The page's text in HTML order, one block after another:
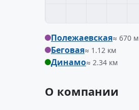
Полежаевская≈ 670 м
Беговая≈ 1.12 км
Динамо≈ 2.34 км
О компании